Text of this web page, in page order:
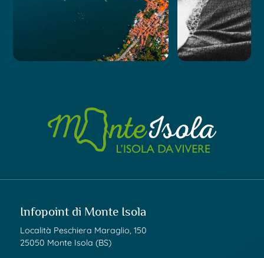
Infopoint di Monte Isola
Località Peschiera Maraglio, 150
25050 Monte Isola (BS)